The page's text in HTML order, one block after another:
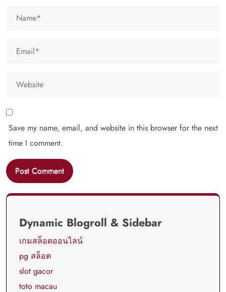
Save my name, email, and website in this browser for the next
time I comment.
Dynamic Blogroll & Sidebar
เกมสล็อตออนไลน์
pg สล็อต
slot gacor
toto macau